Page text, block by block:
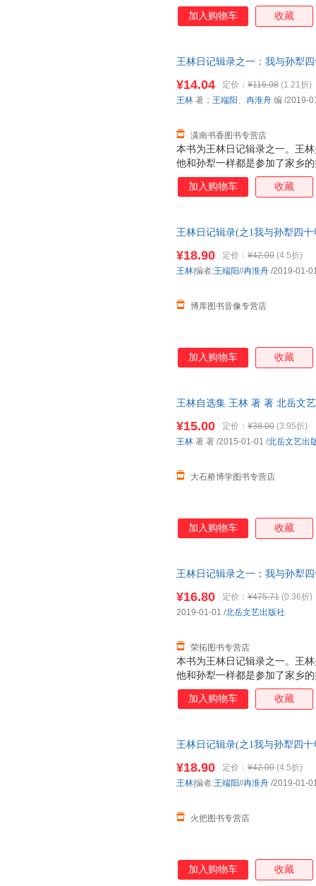
加入购物车 收藏
王林日记辑录之一：我与孙犁
换】
本书为王林日记辑录之一。王
他和孙犁一样都是参加了家乡
路。都热衷、执着现实主义，
密切交往将近半个世纪，在王
供了难得大量的、鲜为人知的
¥14.04 定价： ¥116.08 (1.21折)
潢南书香图书专营店
王林 著； 王端阳 、 冉淮舟 编 /2019-
加入购物车 收藏
王林日记辑录(之1我与孙犁四
¥18.90 定价： ¥42.00 (4.5折)
博库图书音像专营店
王林|编者:王端阳//冉淮舟 /2019-01-
加入购物车 收藏
王林自选集 王林 著 著 北岳文
¥15.00 定价： ¥38.00 (3.95折)
大石桥博学图书专营店
王林 著 著 /2015-01-01 /北岳文艺出
加入购物车 收藏
王林日记辑录之一：我与孙犁
票！
本书为王林日记辑录之一。王
他和孙犁一样都是参加了家乡
路。都热衷、执着现实主义，
密切交往将近半个世纪，在王
供了难得大量的、鲜为人知的
¥16.80 定价： ¥475.71 (0.36折)
荣拓图书专营店
2019-01-01 /北岳文艺出版社
加入购物车 收藏
王林日记辑录(之1我与孙犁四
¥18.90 定价： ¥42.00 (4.5折)
火把图书专营店
王林|编者:王端阳//冉淮舟 /2019-01-
加入购物车 收藏